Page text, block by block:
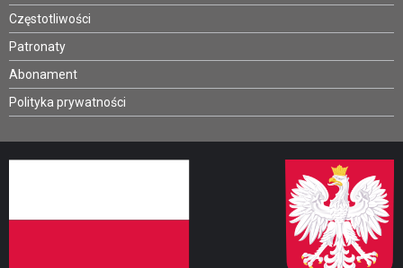
Częstotliwości
Patronaty
Abonament
Polityka prywatności